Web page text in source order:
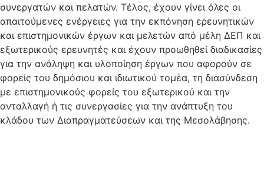
συνεργατών και πελατών. Τέλος, έχουν γίνει όλες οι
απαιτούμενες ενέργειες για την εκπόνηση ερευνητικών
και επιστημονικών έργων και μελετών από μέλη ΔΕΠ και
εξωτερικούς ερευνητές και έχουν προωθηθεί διαδικασίες
για την ανάληψη και υλοποίηση έργων που αφορούν σε
φορείς του δημόσιου και ιδιωτικού τομέα, τη διασύνδεση
με επιστημονικούς φορείς του εξωτερικού και την
ανταλλαγή ή τις συνεργασίες για την ανάπτυξη του
κλάδου των Διαπραγματεύσεων και της Μεσολάβησης.